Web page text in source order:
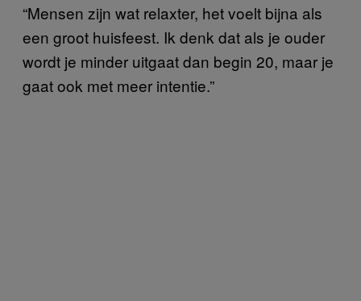
“Mensen zijn wat relaxter, het voelt bijna als
een groot huisfeest. Ik denk dat als je ouder
wordt je minder uitgaat dan begin 20, maar je
gaat ook met meer intentie.”